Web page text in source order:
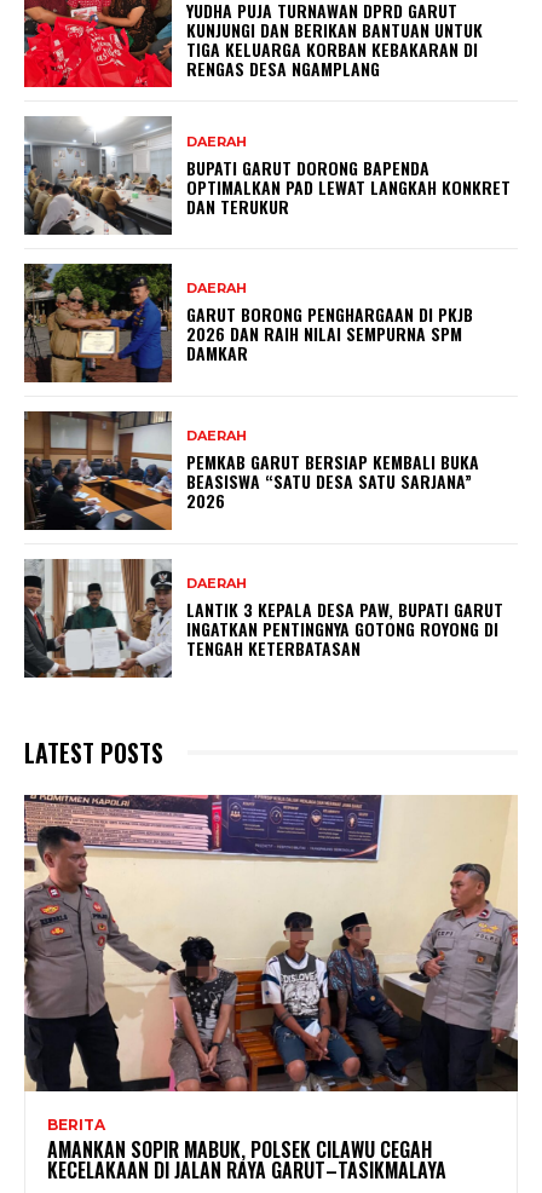
YUDHA PUJA TURNAWAN DPRD GARUT
KUNJUNGI DAN BERIKAN BANTUAN UNTUK
TIGA KELUARGA KORBAN KEBAKARAN DI
RENGAS DESA NGAMPLANG
DAERAH
BUPATI GARUT DORONG BAPENDA
OPTIMALKAN PAD LEWAT LANGKAH KONKRET
DAN TERUKUR
DAERAH
GARUT BORONG PENGHARGAAN DI PKJB
2026 DAN RAIH NILAI SEMPURNA SPM
DAMKAR
DAERAH
PEMKAB GARUT BERSIAP KEMBALI BUKA
BEASISWA “SATU DESA SATU SARJANA”
2026
DAERAH
LANTIK 3 KEPALA DESA PAW, BUPATI GARUT
INGATKAN PENTINGNYA GOTONG ROYONG DI
TENGAH KETERBATASAN
LATEST POSTS
BERITA
AMANKAN SOPIR MABUK, POLSEK CILAWU CEGAH
KECELAKAAN DI JALAN RAYA GARUT–TASIKMALAYA